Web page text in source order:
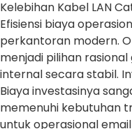
Kelebihan Kabel LAN
Efisiensi biaya
perkantoran modern.
menjadi pilihan
internal secara stabil.
Biaya investasinya
memenuhi kebutuhan
untuk operasional